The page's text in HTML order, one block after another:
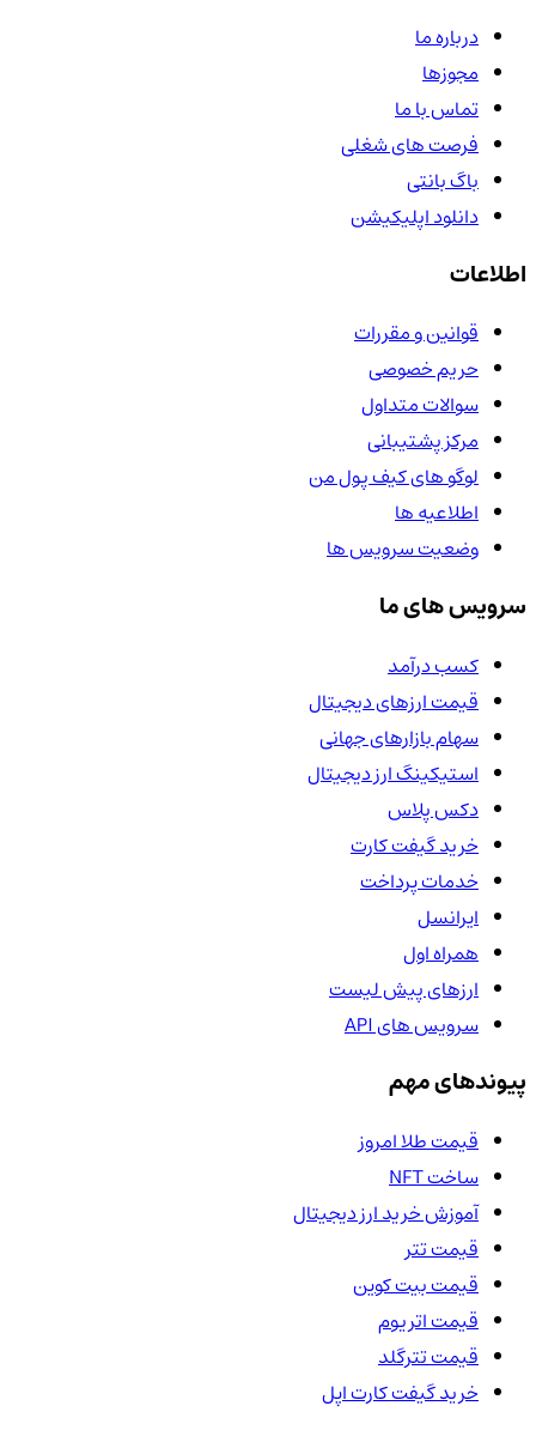
درباره ما
مجوزها
تماس با ما
فرصت های شغلی
باگ بانتی
دانلود اپلیکیشن
اطلاعات
قوانین و مقررات
حریم خصوصی
سوالات متداول
مرکز پشتیبانی
لوگو های کیف پول من
اطلاعیه ها
وضعیت سرویس ها
سرویس های ما
کسب درآمد
قیمت ارزهای دیجیتال
سهام بازارهای جهانی
استیکینگ ارز دیجیتال
دکس پلاس
خرید گیفت کارت
خدمات پرداخت
ایرانسل
همراه اول
ارزهای پیش لیست
سرویس های API
پیوندهای مهم
قیمت طلا امروز
ساخت NFT
آموزش خرید ارز دیجیتال
قیمت تتر
قیمت بیت کوین
قیمت اتریوم
قیمت تترگلد
خرید گیفت کارت اپل